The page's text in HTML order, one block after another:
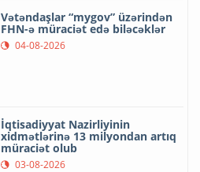
Vətəndaşlar “mygov” üzərindən
FHN-ə müraciət edə biləcəklər
04-08-2026
İqtisadiyyat Nazirliyinin
xidmətlərinə 13 milyondan artıq
müraciət olub
03-08-2026